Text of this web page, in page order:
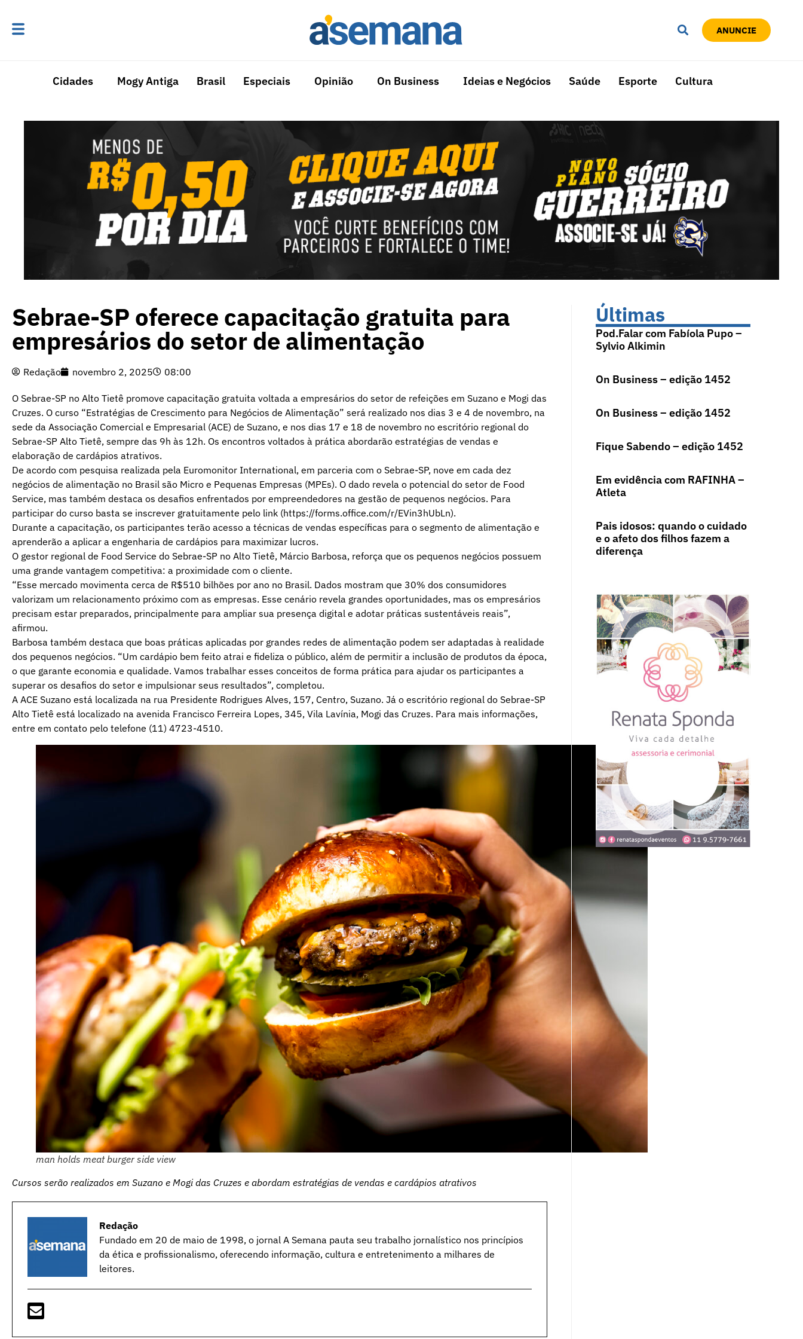
ANUNCIE
Cidades Mogy Antiga Brasil Especiais Opinião On Business Ideias e Negócios Saúde Esporte Cultura
Sebrae-SP oferece capacitação gratuita para
empresários do setor de alimentação
Redação novembro 2, 2025 08:00
O Sebrae-SP no Alto Tietê promove capacitação gratuita voltada a empresários do setor de refeições em Suzano e Mogi das
Cruzes. O curso “Estratégias de Crescimento para Negócios de Alimentação” será realizado nos dias 3 e 4 de novembro, na
sede da Associação Comercial e Empresarial (ACE) de Suzano, e nos dias 17 e 18 de novembro no escritório regional do
Sebrae-SP Alto Tietê, sempre das 9h às 12h. Os encontros voltados à prática abordarão estratégias de vendas e
elaboração de cardápios atrativos.
De acordo com pesquisa realizada pela Euromonitor International, em parceria com o Sebrae-SP, nove em cada dez
negócios de alimentação no Brasil são Micro e Pequenas Empresas (MPEs). O dado revela o potencial do setor de Food
Service, mas também destaca os desafios enfrentados por empreendedores na gestão de pequenos negócios. Para
participar do curso basta se inscrever gratuitamente pelo link (https://forms.office.com/r/EVin3hUbLn).
Durante a capacitação, os participantes terão acesso a técnicas de vendas específicas para o segmento de alimentação e
aprenderão a aplicar a engenharia de cardápios para maximizar lucros.
O gestor regional de Food Service do Sebrae-SP no Alto Tietê, Márcio Barbosa, reforça que os pequenos negócios possuem
uma grande vantagem competitiva: a proximidade com o cliente.
“Esse mercado movimenta cerca de R$510 bilhões por ano no Brasil. Dados mostram que 30% dos consumidores
valorizam um relacionamento próximo com as empresas. Esse cenário revela grandes oportunidades, mas os empresários
precisam estar preparados, principalmente para ampliar sua presença digital e adotar práticas sustentáveis reais”,
afirmou.
Barbosa também destaca que boas práticas aplicadas por grandes redes de alimentação podem ser adaptadas à realidade
dos pequenos negócios. “Um cardápio bem feito atrai e fideliza o público, além de permitir a inclusão de produtos da época,
o que garante economia e qualidade. Vamos trabalhar esses conceitos de forma prática para ajudar os participantes a
superar os desafios do setor e impulsionar seus resultados”, completou.
A ACE Suzano está localizada na rua Presidente Rodrigues Alves, 157, Centro, Suzano. Já o escritório regional do Sebrae-SP
Alto Tietê está localizado na avenida Francisco Ferreira Lopes, 345, Vila Lavínia, Mogi das Cruzes. Para mais informações,
entre em contato pelo telefone (11) 4723-4510.
man holds meat burger side view
Cursos serão realizados em Suzano e Mogi das Cruzes e abordam estratégias de vendas e cardápios atrativos
Redação
Fundado em 20 de maio de 1998, o jornal A Semana pauta seu trabalho jornalístico nos princípios
da ética e profissionalismo, oferecendo informação, cultura e entretenimento a milhares de
leitores.
Últimas
Pod.Falar com Fabíola Pupo –
Sylvio Alkimin
On Business – edição 1452
On Business – edição 1452
Fique Sabendo – edição 1452
Em evidência com RAFINHA –
Atleta
Pais idosos: quando o cuidado
e o afeto dos filhos fazem a
diferença